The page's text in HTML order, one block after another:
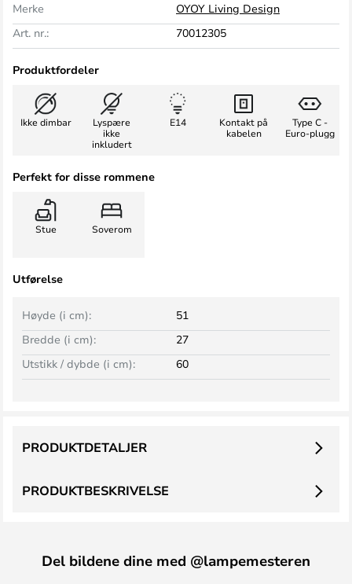
Merke
OYOY Living Design
Art. nr.:
70012305
Produktfordeler
Ikke dimbar
Lyspære
ikke
inkludert
E14
Kontakt på
kabelen
Type C -
Euro-plugg
Perfekt for disse rommene
Stue Soverom
Utførelse
Bredde (i cm): 27
Høyde (i cm): 51
Utstikk / dybde (i cm): 60
PRODUKTBESKRIVELSE
PRODUKTDETALJER
Del bildene dine med @lampemesteren